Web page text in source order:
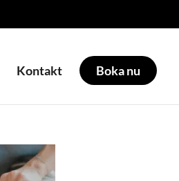
Kontakt Boka nu